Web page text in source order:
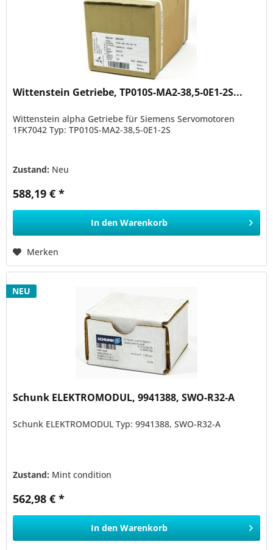
Wittenstein Getriebe, TP010S-MA2-38,5-0E1-2S...
Wittenstein alpha Getriebe für Siemens Servomotoren
1FK7042 Typ: TP010S-MA2-38,5-0E1-2S
Zustand: Neu
588,19 € *
In den Warenkorb
Merken
NEU
Schunk ELEKTROMODUL, 9941388, SWO-R32-A
Schunk ELEKTROMODUL Typ: 9941388, SWO-R32-A
Zustand: Mint condition
562,98 € *
In den Warenkorb